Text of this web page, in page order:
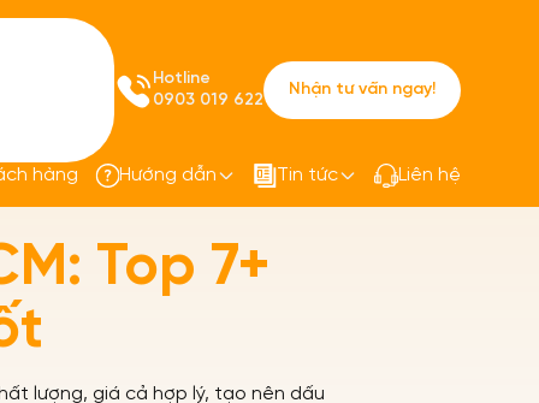
Hotline
0903 019 622
Nhận tư vấn ngay!
hàng Hướng dẫn Tin tức Liên hệ
7+ Công Ty Uy Tín, Giá Tốt
Top 7+
lượng, giá cả hợp lý, tạo nên dấu